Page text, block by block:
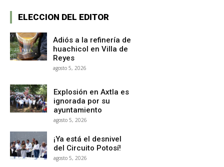
ELECCION DEL EDITOR
Adiós a la refinería de
huachicol en Villa de
Reyes
agosto 5, 2026
Explosión en Axtla es
ignorada por su
ayuntamiento
agosto 5, 2026
¡Ya está el desnivel
del Circuito Potosí!
agosto 5, 2026